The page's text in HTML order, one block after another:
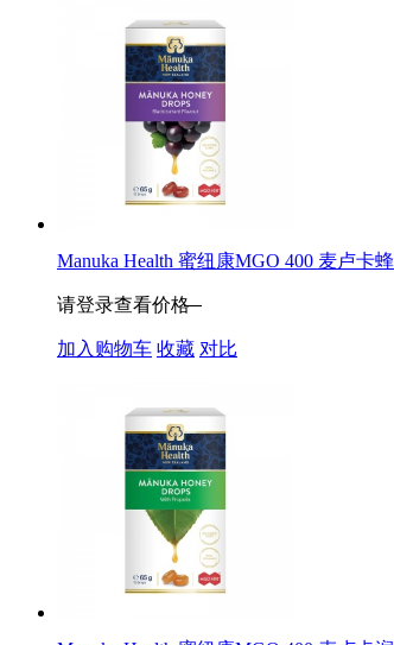
Manuka Health 蜜纽康MGO 400 麦卢卡
请登录查看价格
加入购物车 收藏 对比